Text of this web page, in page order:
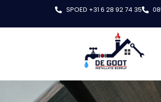
SPOED +31 6 28 92 74 35